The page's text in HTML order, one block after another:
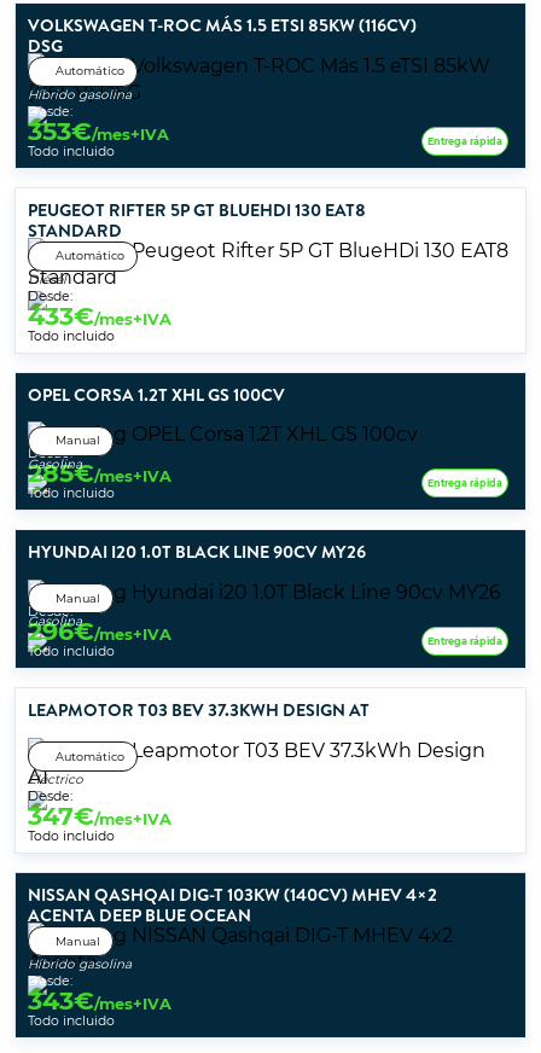
VOLKSWAGEN T-ROC MÁS 1.5 ETSI 85KW (116CV)
DSG
Automático
Híbrido gasolina
Desde:
353€/mes+IVA
Todo incluido
Entrega rápida
PEUGEOT RIFTER 5P GT BLUEHDI 130 EAT8
STANDARD
Automático
Diésel
Desde:
433€/mes+IVA
Todo incluido
OPEL CORSA 1.2T XHL GS 100CV
Manual
Gasolina
Desde:
285€/mes+IVA
Todo incluido
Entrega rápida
HYUNDAI I20 1.0T BLACK LINE 90CV MY26
Manual
Gasolina
Desde:
296€/mes+IVA
Todo incluido
Entrega rápida
LEAPMOTOR T03 BEV 37.3KWH DESIGN AT
Automático
Eléctrico
Desde:
347€/mes+IVA
Todo incluido
NISSAN QASHQAI DIG-T 103KW (140CV) MHEV 4×2
ACENTA DEEP BLUE OCEAN
Manual
Híbrido gasolina
Desde:
343€/mes+IVA
Todo incluido